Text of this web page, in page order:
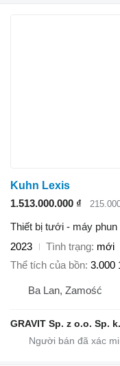
Kuhn Lexis
1.513.000.000 ₫
Thiết bị tưới - máy phun
2023
Tình trạng mới
Thể tích của bồn 3.000
Ba Lan, Zamość
GRAVIT Sp. z o.o. Sp. k.